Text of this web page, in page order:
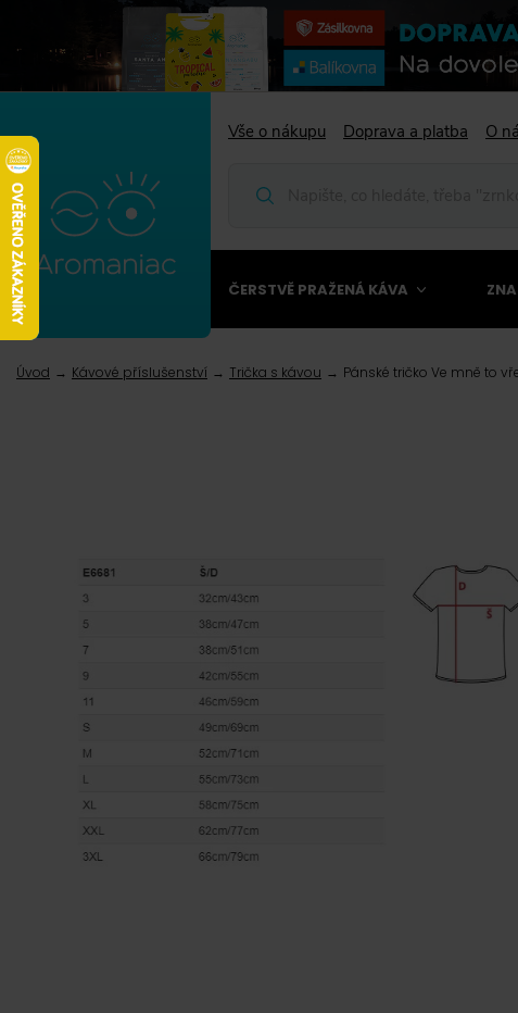
Vše o nákupu Doprava a platba O
ČERSTVĚ PRAŽENÁ KÁVA
Úvod Kávové příslušenství Trička s kávou Pánské tričko Ve mně to